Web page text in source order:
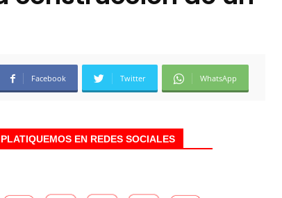
Facebook Twitter WhatsApp
PLATIQUEMOS EN REDES SOCIALES